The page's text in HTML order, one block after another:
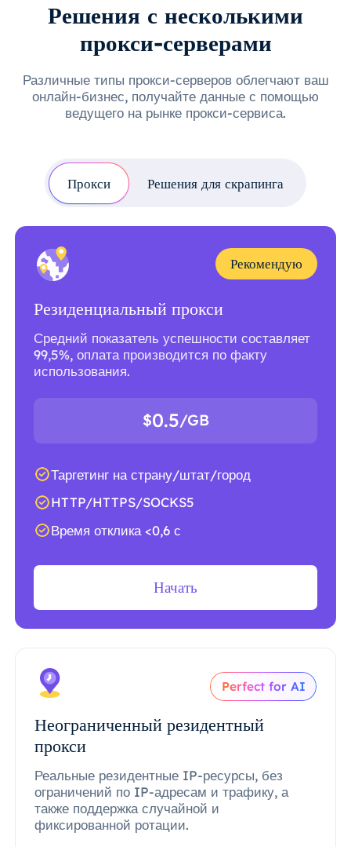
Решения с несколькими
прокси-серверами
Различные типы прокси-серверов облегчают ваш
онлайн-бизнес, получайте данные с помощью
ведущего на рынке прокси-сервиса.
Прокси Решения для скрапинга
Рекомендую
Резиденциальный прокси
Средний показатель успешности составляет
99,5%, оплата производится по факту
использования.
$0.5/GB
Таргетинг на страну/штат/город
HTTP/HTTPS/SOCKS5
Время отклика <0,6 с
Начать
Perfect for AI
Неограниченный резидентный
прокси
Реальные резидентные IP-ресурсы, без
ограничений по IP-адресам и трафику, а
также поддержка случайной и
фиксированной ротации.